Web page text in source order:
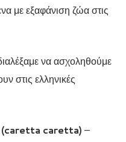
με εξαφάνιση ζώα στις
να ασχοληθούμε
στις ελληνικές
(caretta caretta) –